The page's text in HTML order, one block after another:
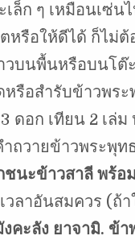
ล็ก ๆ เหมือนเซ่น
หรือให้ดีได้ ก็ไม่ต้
วบนพื้นหรือบนโต๊
หรือสำรับข้าวพร
ดอก เทียน 2 เล่
ำถวายข้าวพระพุท
ชนะข้าวสาลี พร้อ
เวลาอันสมควร (
งคะลัง ยาจามิ. ข้